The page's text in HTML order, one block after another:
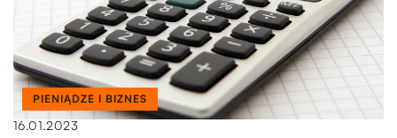
PIENIĄDZE I BIZNES
16.01.2023